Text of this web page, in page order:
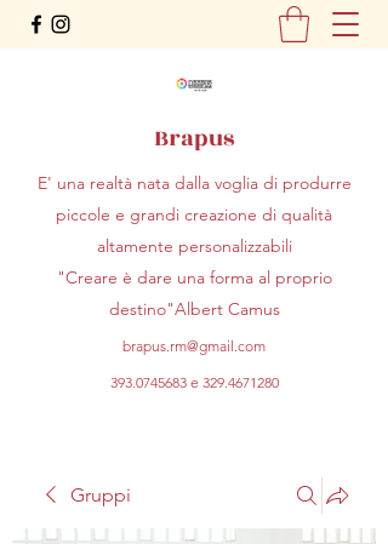
Brapus
E' una realtà nata dalla voglia di produrre
piccole e grandi creazione di qualità
altamente personalizzabili
"Creare è dare una forma al proprio
destino"Albert Camus
brapus.rm@gmail.com
393.0745683e 329.4671280
Gruppi